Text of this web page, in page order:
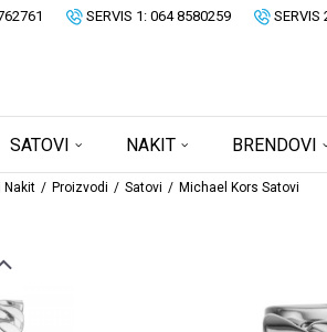
SERVIS 1: 064 8580259 SERVIS
SATOVI NAKIT BRENDOVI
Nakit Proizvodi Satovi Michael Kors Satovi